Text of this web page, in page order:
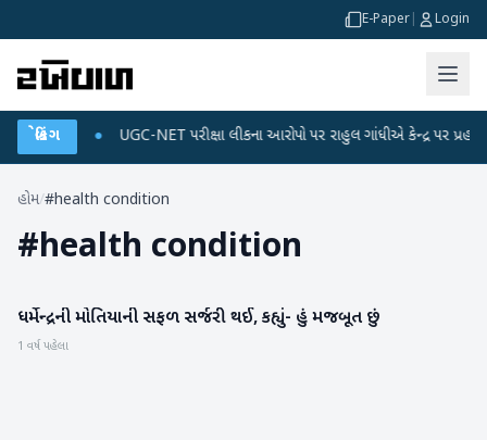
E-Paper Login
બ્રેકિંગ
પ્લાન UGC-NET પરીક્ષા લીકના આરોપો પર રાહુલ ગાંધીએ કેન્દ્ર પર પ્રહાર કર્યા
હોમ/#health condition
#health condition
મનોરંજન
ધર્મેન્દ્રની મોતિયાની સફળ સર્જરી થઈ, કહ્યું- હું મજબૂત છું
1 વર્ષ પહેલા